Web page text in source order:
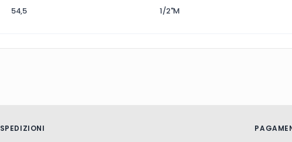
54,5 1/2"M
SPEDIZIONI